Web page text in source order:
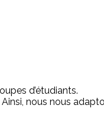
d’étudiants.
nous nous